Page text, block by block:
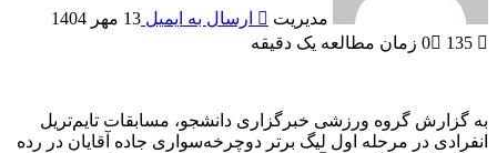
مدیریت ارسال به ایمیل 13 مهر 1404
0
135 زمان مطالعه یک دقیقه
به گزارش گروه ورزشی خبرگزاری دانشجو، مسابقات تایم‌تریل
انفرادی در مرحله اول لیگ برتر دوچرخه‌سواری جاده آقایان در رده